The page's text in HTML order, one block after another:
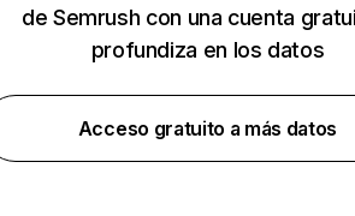
de Semrush con una cuenta
profundiza en los datos
Acceso gratuito a más datos